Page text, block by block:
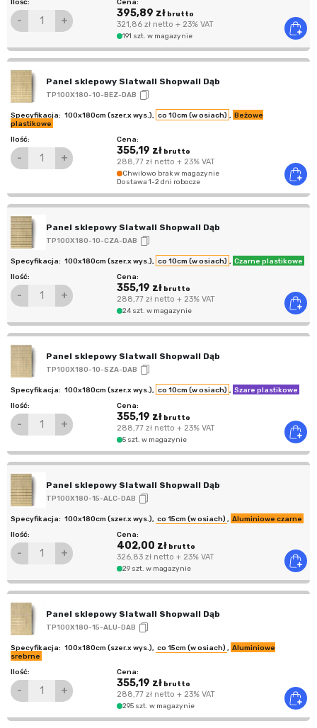
- +
395,89 złbrutto
321,86 złnetto + 23% VAT
191 szt. w magazynie
Panel sklepowy Slatwall Shopwall Dąb
TP100X180-10-BEZ-DAB
100x180cm (szer.x wys.), co 10cm (w osiach) , Beżowe
plastikowe
- +
355,19 złbrutto
288,77 złnetto + 23% VAT
Chwilowo brak w magazynie
Dostawa 1-2 dni robocze
Panel sklepowy Slatwall Shopwall Dąb
TP100X180-10-CZA-DAB
100x180cm (szer.x wys.), co 10cm (w osiach) , Czarne plastikowe
- +
355,19 złbrutto
288,77 złnetto + 23% VAT
24 szt. w magazynie
Panel sklepowy Slatwall Shopwall Dąb
TP100X180-10-SZA-DAB
100x180cm (szer.x wys.), co 10cm (w osiach) , Szare plastikowe
- +
355,19 złbrutto
288,77 złnetto + 23% VAT
5 szt. w magazynie
Panel sklepowy Slatwall Shopwall Dąb
TP100X180-15-ALC-DAB
100x180cm (szer.x wys.), co 15cm (w osiach) , Aluminiowe czarne
- +
402,00 złbrutto
326,83 złnetto + 23% VAT
29 szt. w magazynie
Panel sklepowy Slatwall Shopwall Dąb
TP100X180-15-ALU-DAB
100x180cm (szer.x wys.), co 15cm (w osiach) , Aluminiowe
srebrne
- +
355,19 złbrutto
288,77 złnetto + 23% VAT
295 szt. w magazynie